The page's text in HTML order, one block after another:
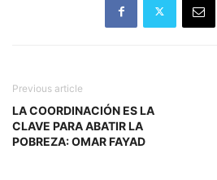
Previous article
LA COORDINACIÓN ES LA
CLAVE PARA ABATIR LA
POBREZA: OMAR FAYAD